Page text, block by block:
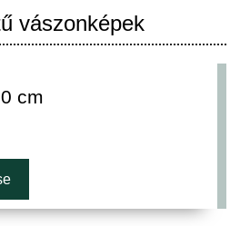
vászonképek
cm